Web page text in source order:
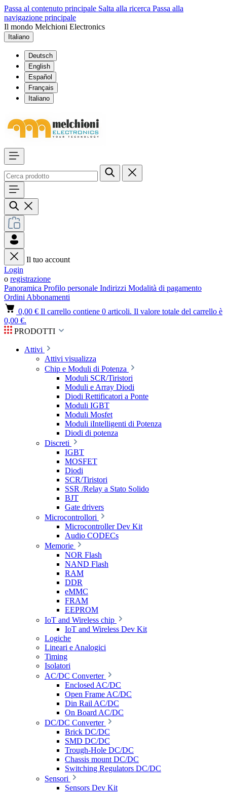
Passa al contenuto principale Salta alla ricerca Passa alla
navigazione principale
Il mondo Melchioni Electronics
Italiano
Deutsch
English
Español
Français
Italiano
Il tuo account
Login
o registrazione
Panoramica Profilo personale Indirizzi Modalità di pagamento
Ordini Abbonamenti
0,00 € Il carrello contiene 0 articoli. Il valore totale del carrello è
0,00 €.
PRODOTTI
Attivi
Attivi visualizza
Chip e Moduli di Potenza
Moduli SCR/Tiristori
Moduli e Array Diodi
Diodi Rettificatori a Ponte
Moduli IGBT
Moduli Mosfet
Moduli iIntelligenti di Potenza
Diodi di potenza
Discreti
IGBT
MOSFET
Diodi
SCR/Tiristori
SSR /Relay a Stato Solido
BJT
Gate drivers
Microcontrollori
Microcontroller Dev Kit
Audio CODECs
Memorie
NOR Flash
NAND Flash
RAM
DDR
eMMC
FRAM
EEPROM
IoT and Wireless chip
IoT and Wireless Dev Kit
Logiche
Lineari e Analogici
Timing
Isolatori
AC/DC Converter
Enclosed AC/DC
Open Frame AC/DC
Din Rail AC/DC
On Board AC/DC
DC/DC Converter
Brick DC/DC
SMD DC/DC
Trough-Hole DC/DC
Chassis mount DC/DC
Switching Regulators DC/DC
Sensori
Sensors Dev Kit